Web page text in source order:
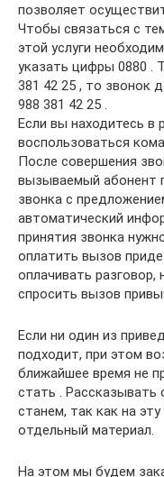
позволяет
Чтобы связаться с
этой услуги
указать цифры 0880 .
381 42 25 , то звонок
988 381 42 25 .
Если вы находитесь в
воспользоваться
После совершения
вызываемый абонент
звонка с
автоматический
принятия звонка
оплатить вызов
оплачивать
спросить вызов
Если ни один из
подходит, при этом
ближайшее время не
стать . Рассказывать
станем, так как на
отдельный материал.
На этом мы будем